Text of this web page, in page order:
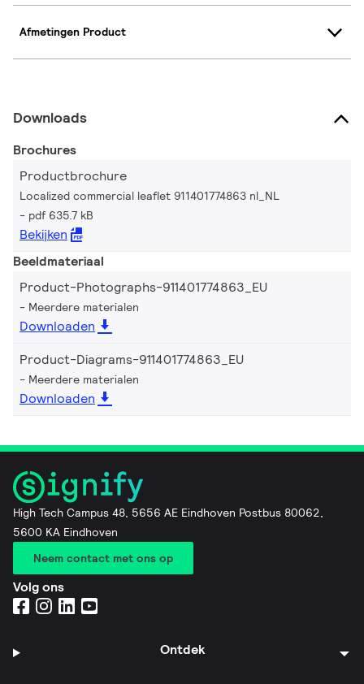
Afmetingen Product
Downloads
Brochures
Productbrochure
Localized commercial leaflet 911401774863 nl_NL
pdf 635.7 kB
Bekijken
Beeldmateriaal
Product-Photographs-911401774863_EU
Meerdere materialen
Downloaden
Product-Diagrams-911401774863_EU
Meerdere materialen
Downloaden
High Tech Campus 48, 5656 AE Eindhoven Postbus 80062,
5600 KA Eindhoven
Neem contact met ons op
Volg ons
Ontdek